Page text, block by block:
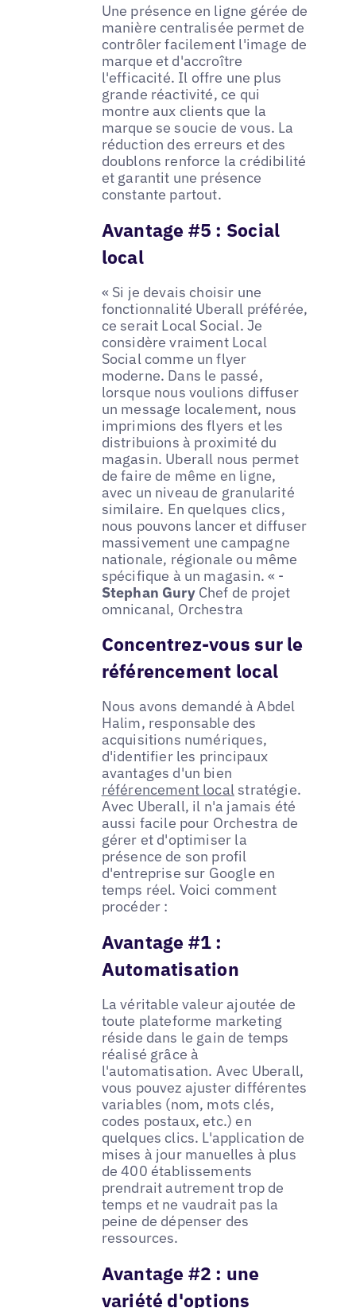
Une présence en ligne gérée de
manière centralisée permet de
contrôler facilement l'image de
marque et d'accroître
l'efficacité. Il offre une plus
grande réactivité, ce qui
montre aux clients que la
marque se soucie de vous. La
réduction des erreurs et des
doublons renforce la crédibilité
et garantit une présence
constante partout.
Avantage #5 : Social
local
« Si je devais choisir une
fonctionnalité Uberall préférée,
ce serait Local Social. Je
considère vraiment Local
Social comme un flyer
moderne. Dans le passé,
lorsque nous voulions diffuser
un message localement, nous
imprimions des flyers et les
distribuions à proximité du
magasin. Uberall nous permet
de faire de même en ligne,
avec un niveau de granularité
similaire. En quelques clics,
nous pouvons lancer et diffuser
massivement une campagne
nationale, régionale ou même
spécifique à un magasin. « -
Stephan Gury Chef de projet
omnicanal, Orchestra
Concentrez-vous sur le
référencement local
Nous avons demandé à Abdel
Halim, responsable des
acquisitions numériques,
d'identifier les principaux
avantages d'un bien
référencement local stratégie.
Avec Uberall, il n'a jamais été
aussi facile pour Orchestra de
gérer et d'optimiser la
présence de son profil
d'entreprise sur Google en
temps réel. Voici comment
procéder :
Avantage #1 :
Automatisation
La véritable valeur ajoutée de
toute plateforme marketing
réside dans le gain de temps
réalisé grâce à
l'automatisation. Avec Uberall,
vous pouvez ajuster différentes
variables (nom, mots clés,
codes postaux, etc.) en
quelques clics. L'application de
mises à jour manuelles à plus
de 400 établissements
prendrait autrement trop de
temps et ne vaudrait pas la
peine de dépenser des
ressources.
Avantage #2 : une
variété d'options